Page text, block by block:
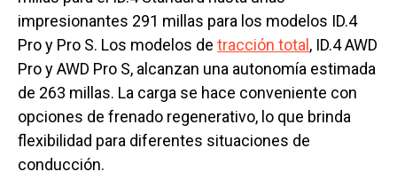
impresionantes 291 millas para los modelos ID.4
Pro y Pro S. Los modelos de tracción total , ID.4 AWD
Pro y AWD Pro S, alcanzan una autonomía estimada
de 263 millas. La carga se hace conveniente con
opciones de frenado regenerativo, lo que brinda
flexibilidad para diferentes situaciones de
conducción.